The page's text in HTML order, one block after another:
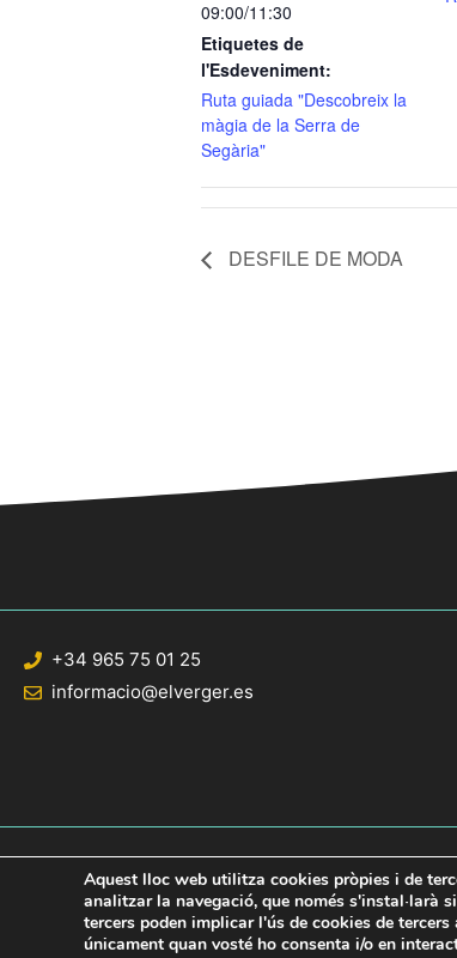
09:00/11:30
Etiquetes de
l'Esdeveniment:
Ruta guiada "Descobreix la
màgia de la Serra de
Segària"
DESFILE DE MODA
+34 965 75 01 25
informacio@elverger.es
© 2020 Web desarrollada por el Servicio de Informática de
Aquest lloc web utilitza cookies pròpies i de
analitzar la navegació, que només s'instal·larà
tercers poden implicar l'ús de cookies de
únicament quan vosté ho consenta i/o en